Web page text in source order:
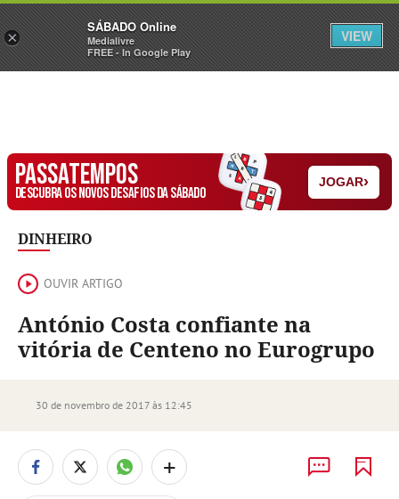
Sábado Assine Iniciar Sessão
PASSATEMPOS
DESCUBRA OS NOVOS DESAFIOS DA SÁBADO
JOGAR›
DINHEIRO
OUVIR ARTIGO
António Costa confiante na
vitória de Centeno no Eurogrupo
30 de novembro de 2017 às 12:45
+
×
SÁBADO Online
Medialivre
FREE - In Google Play
VIEW